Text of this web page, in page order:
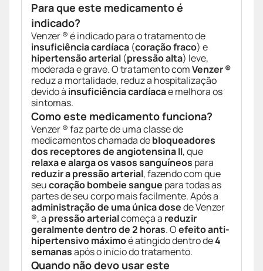
Para que este medicamento é
indicado?
Venzer ® é indicado para o tratamento de
insuficiência cardíaca (coração fraco) e
hipertensão arterial (pressão alta) leve,
moderada e grave. O tratamento comVenzer ®
reduz a mortalidade, reduz a hospitalização
devido à insuficiência cardíacae melhora os
sintomas.
Como este medicamento funciona?
Venzer ® faz parte de uma classe de
medicamentos chamada debloqueadores
dos receptores de angiotensina II, que
relaxa e alarga os vasos sanguíneos para
reduzir a pressão arterial, fazendo com que
seucoração bombeie sangue para todas as
partes de seu corpo mais facilmente. Após a
administração de uma única dosede Venzer
®, a pressão arterialcomeça a reduzir
geralmente dentro de 2 horas. Oefeito anti-
hipertensivo máximoé atingido dentro de4
semanasapós o início do tratamento.
Quando não devo usar este